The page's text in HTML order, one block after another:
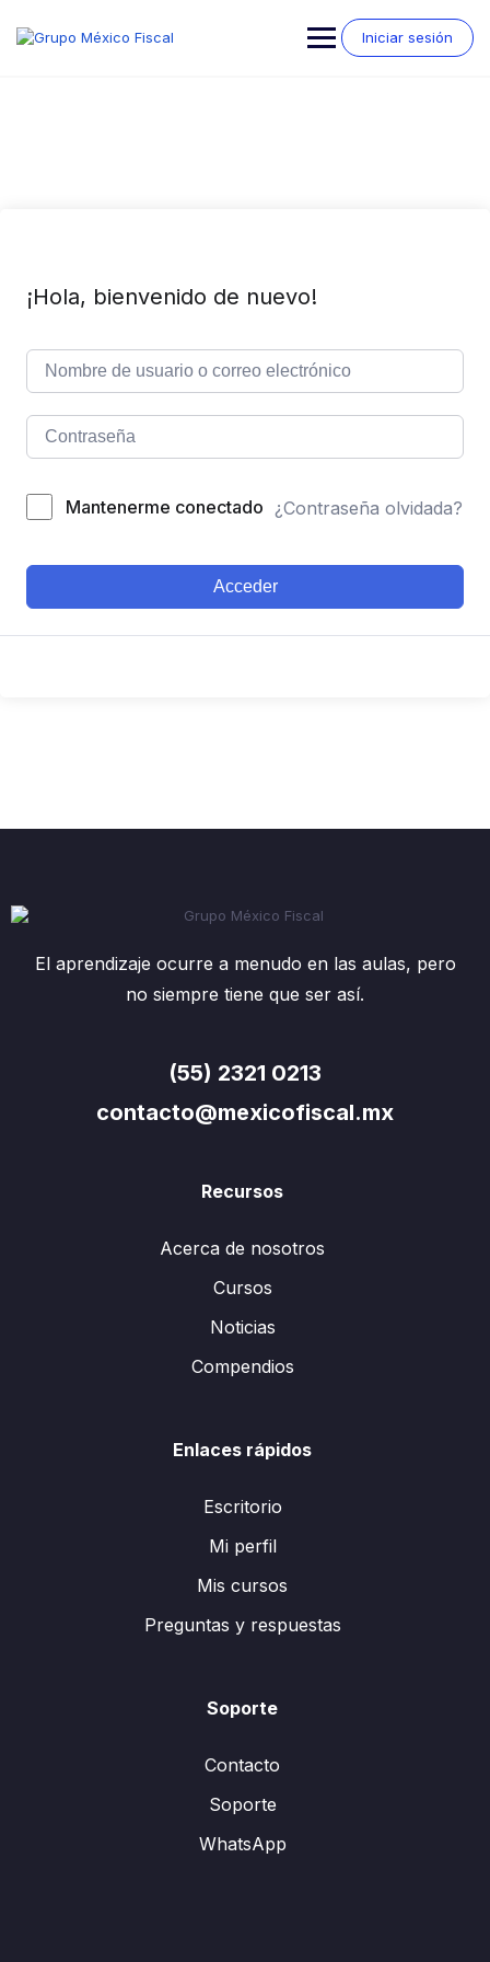
contenido
Iniciar sesión
¡Hola, bienvenido de nuevo!
Mantenerme conectado ¿Contraseña olvidada?
Acceder
El aprendizaje ocurre a menudo en las aulas, pero
no siempre tiene que ser así.
(55) 2321 0213
contacto@mexicofiscal.mx
Recursos
Acerca de nosotros
Cursos
Noticias
Compendios
Enlaces rápidos
Escritorio
Mi perfil
Mis cursos
Preguntas y respuestas
Soporte
Contacto
Soporte
WhatsApp